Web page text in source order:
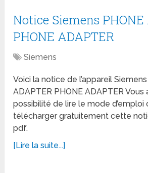
Notice Siemens PHONE
PHONE ADAPTER
Siemens
Voici la notice de l’appareil
ADAPTER PHONE ADAPTER Vous
possibilité de lire le mode d’emploi
télécharger gratuitement cette
pdf.
[Lire la suite...]